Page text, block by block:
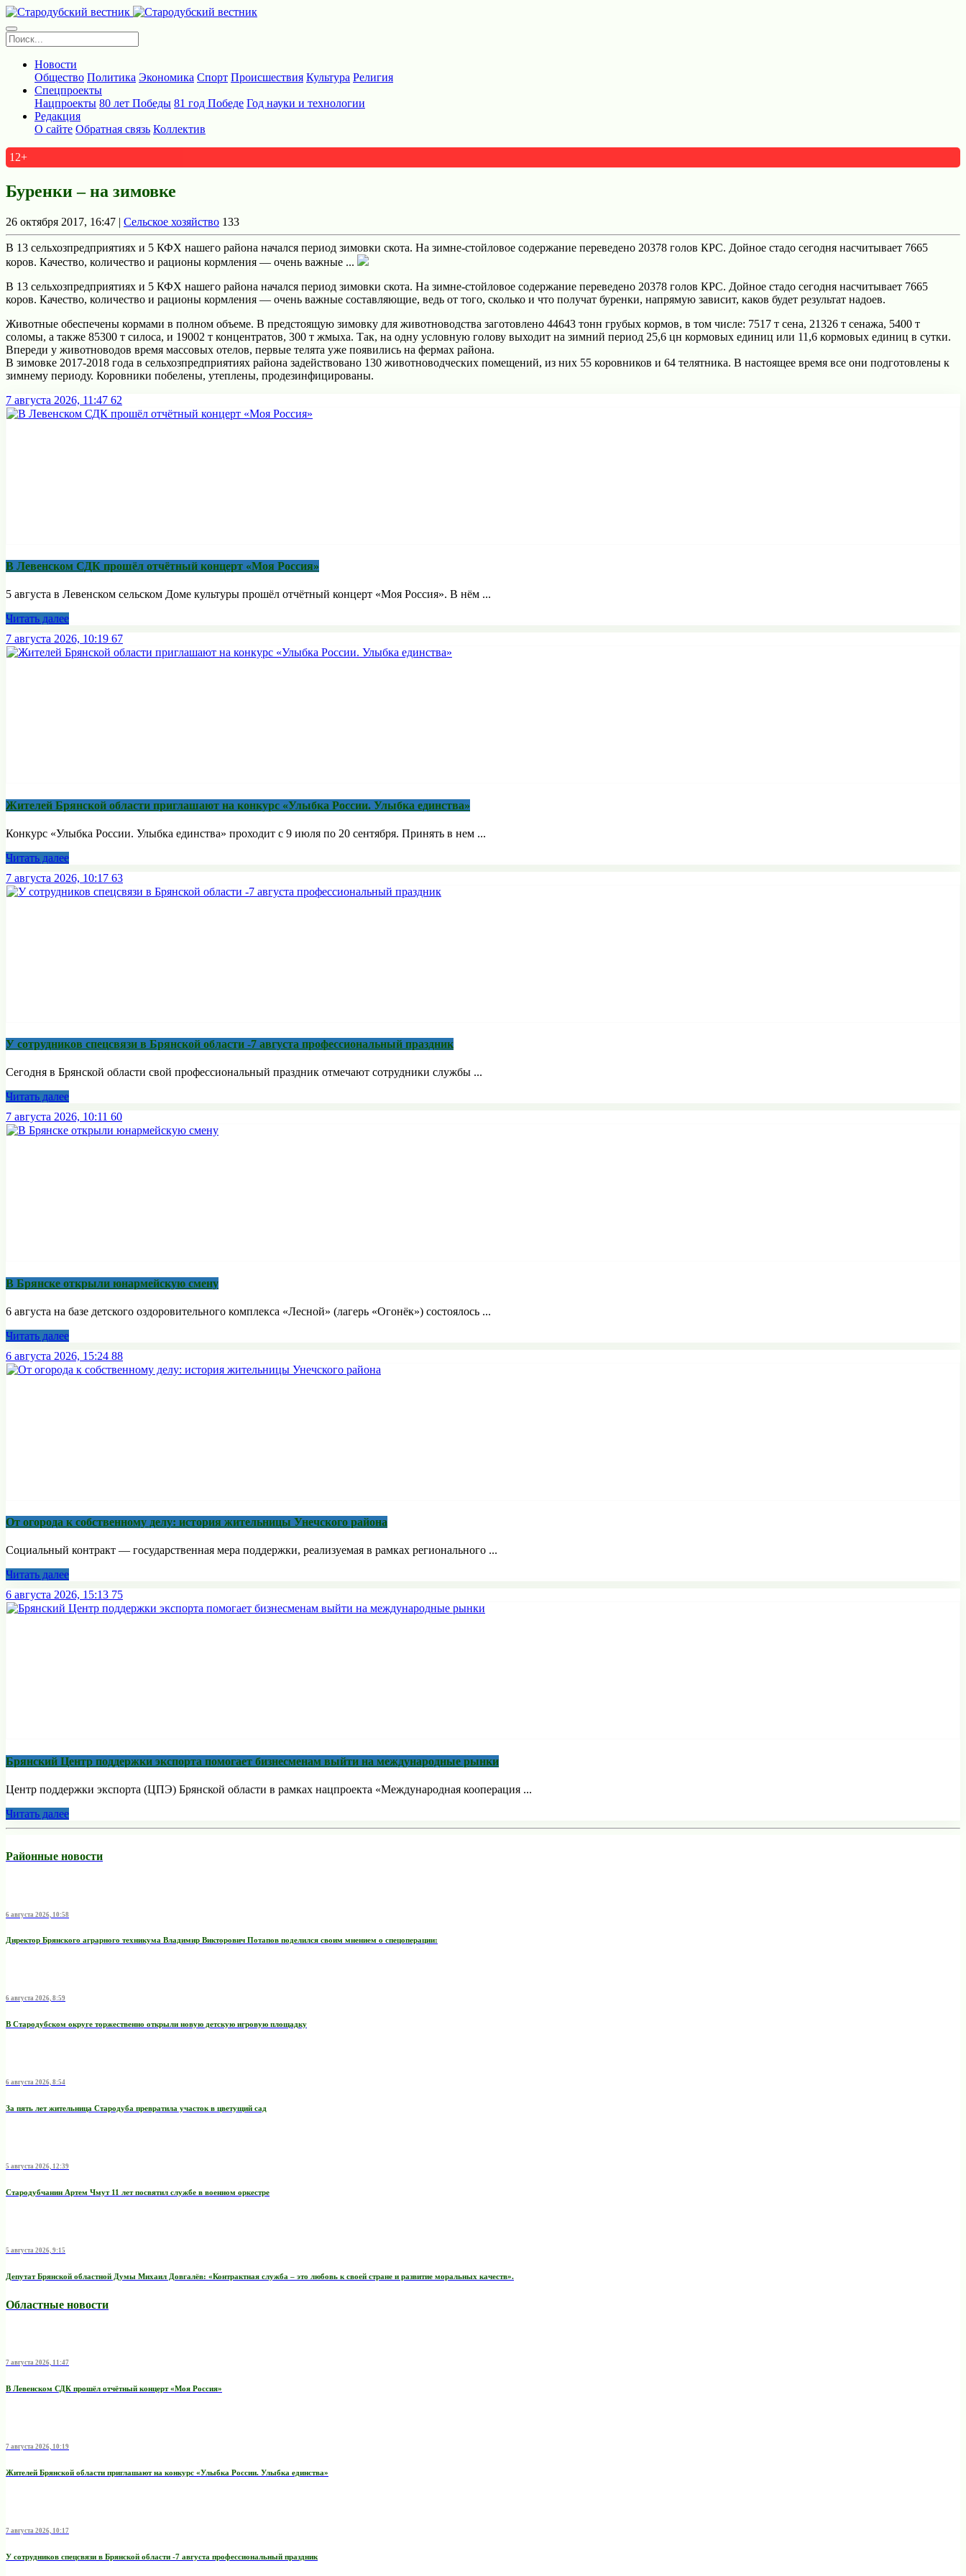
Новости
Общество Политика Экономика Спорт Происшествия Культура Религия
Спецпроекты
Нацпроекты 80 лет Победы 81 год Победе Год науки и технологии
Редакция
О сайте Обратная связь Коллектив
12+
Буренки – на зимовке
26 октября 2017, 16:47 | Сельское хозяйство 133
В 13 сельхозпредприятиях и 5 КФХ нашего района начался период зимовки скота. На зимне-стойловое содержание переведено 20378 голов КРС. Дойное стадо сегодня насчитывает 7665
коров. Качество, количество и рационы кормления — очень важные ...
В 13 сельхозпредприятиях и 5 КФХ нашего района начался период зимовки скота. На зимне-стойловое содержание переведено 20378 голов КРС. Дойное стадо сегодня насчитывает 7665
коров. Качество, количество и рационы кормления — очень важные составляющие, ведь от того, сколько и что получат буренки, напрямую зависит, каков будет результат надоев.
Животные обеспечены кормами в полном объеме. В предстоящую зимовку для животноводства заготовлено 44643 тонн грубых кормов, в том числе: 7517 т сена, 21326 т сенажа, 5400 т
соломы, а также 85300 т силоса, и 19002 т концентратов, 300 т жмыха. Так, на одну условную голову выходит на зимний период 25,6 цн кормовых единиц или 11,6 кормовых единиц в сутки.
Впереди у животноводов время массовых отелов, первые телята уже появились на фермах района.
В зимовке 2017-2018 года в сельхозпредприятиях района задействовано 130 животноводческих помещений, из них 55 коровников и 64 телятника. В настоящее время все они подготовлены к
зимнему периоду. Коровники побелены, утеплены, продезинфицированы.
7 августа 2026, 11:47 62
В Левенском СДК прошёл отчётный концерт «Моя Россия»
5 августа в Левенском сельском Доме культуры прошёл отчётный концерт «Моя Россия». В нём ...
Читать далее
7 августа 2026, 10:19 67
Жителей Брянской области приглашают на конкурс «Улыбка России. Улыбка единства»
Конкурс «Улыбка России. Улыбка единства» проходит с 9 июля по 20 сентября. Принять в нем ...
Читать далее
7 августа 2026, 10:17 63
У сотрудников спецсвязи в Брянской области -7 августа профессиональный праздник
Сегодня в Брянской области свой профессиональный праздник отмечают сотрудники службы ...
Читать далее
7 августа 2026, 10:11 60
В Брянске открыли юнармейскую смену
6 августа на базе детского оздоровительного комплекса «Лесной» (лагерь «Огонёк») состоялось ...
Читать далее
6 августа 2026, 15:24 88
От огорода к собственному делу: история жительницы Унечского района
Социальный контракт — государственная мера поддержки, реализуемая в рамках регионального ...
Читать далее
6 августа 2026, 15:13 75
Брянский Центр поддержки экспорта помогает бизнесменам выйти на международные рынки
Центр поддержки экспорта (ЦПЭ) Брянской области в рамках нацпроекта «Международная кооперация ...
Читать далее
Районные новости
6 августа 2026, 10:58
Директор Брянского аграрного техникума Владимир Викторович Потапов поделился своим мнением о спецоперации:
6 августа 2026, 8:59
В Стародубском округе торжественно открыли новую детскую игровую площадку
6 августа 2026, 8:54
За пять лет жительница Стародуба превратила участок в цветущий сад
5 августа 2026, 12:39
Стародубчанин Артем Чмут 11 лет посвятил службе в военном оркестре
5 августа 2026, 9:15
Депутат Брянской областной Думы Михаил Довгалёв: «Контрактная служба – это любовь к своей стране и развитие моральных качеств».
Областные новости
7 августа 2026, 11:47
В Левенском СДК прошёл отчётный концерт «Моя Россия»
7 августа 2026, 10:19
Жителей Брянской области приглашают на конкурс «Улыбка России. Улыбка единства»
7 августа 2026, 10:17
У сотрудников спецсвязи в Брянской области -7 августа профессиональный праздник